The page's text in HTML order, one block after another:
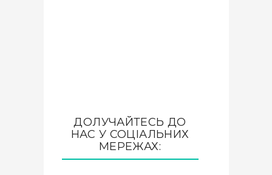
ДОЛУЧАЙТЕСЬ ДО
НАС У СОЦІАЛЬНИХ
МЕРЕЖАХ: